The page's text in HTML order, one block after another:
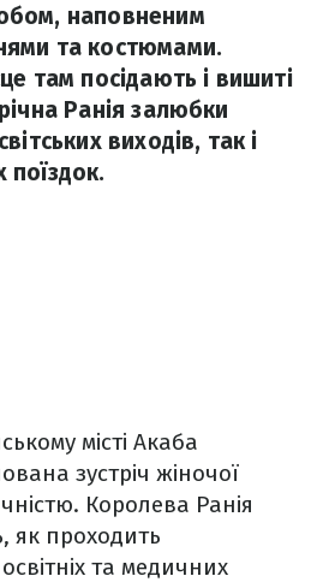
наповненим
та костюмами.
там посідають і вишиті
Ранія залюбки
виходів, так і
місті Акаба
зустріч жіночої
Королева Ранія
як проходить
та медичних